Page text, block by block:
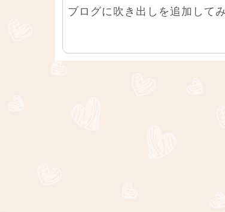
ブログに吹き出しを追加して